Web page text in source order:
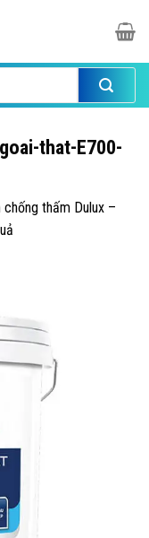
that-E700-
chống thấm Dulux –